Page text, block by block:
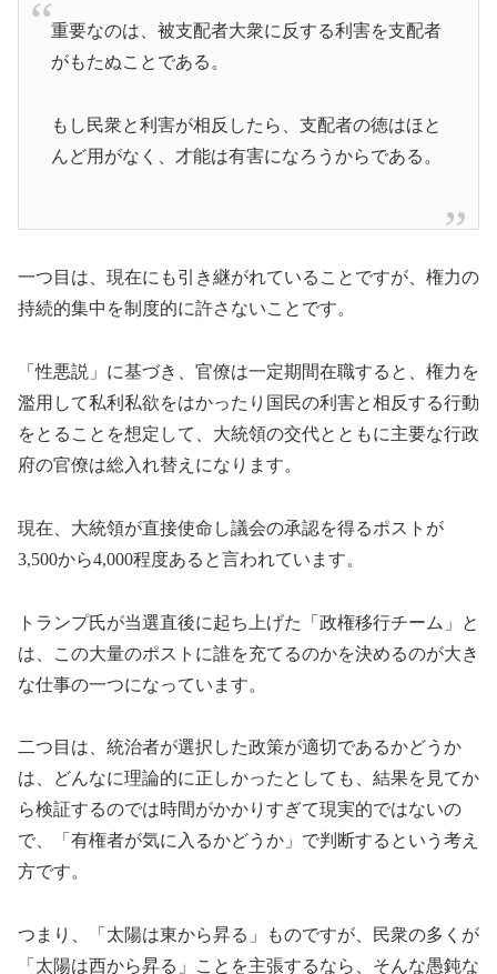
重要なのは、被支配者大衆に反する利害を支配者
がもたぬことである。
もし民衆と利害が相反したら、支配者の徳はほと
んど用がなく、才能は有害になろうからである。
一つ目は、現在にも引き継がれていることですが、権力の
持続的集中を制度的に許さないことです。
「性悪説」に基づき、官僚は一定期間在職すると、権力を
濫用して私利私欲をはかったり国民の利害と相反する行動
をとることを想定して、大統領の交代とともに主要な行政
府の官僚は総入れ替えになります。
現在、大統領が直接使命し議会の承認を得るポストが
3,500から4,000程度あると言われています。
トランプ氏が当選直後に起ち上げた「政権移行チーム」と
は、この大量のポストに誰を充てるのかを決めるのが大き
な仕事の一つになっています。
二つ目は、統治者が選択した政策が適切であるかどうか
は、どんなに理論的に正しかったとしても、結果を見てか
ら検証するのでは時間がかかりすぎて現実的ではないの
で、「有権者が気に入るかどうか」で判断するという考え
方です。
つまり、「太陽は東から昇る」ものですが、民衆の多くが
「太陽は西から昇る」ことを主張するなら、そんな愚鈍な